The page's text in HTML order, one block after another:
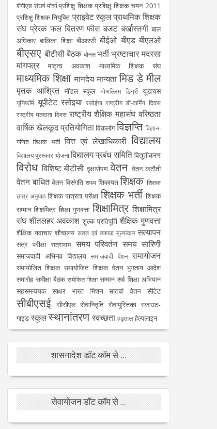
बीपीएड संघर्ष मोर्चा प्रशिक्षु शिक्षक प्रशिक्षु शिक्षक चयन 2011
प्रशिक्षु शिक्षक नियुक्ति प्राइवेट स्कूलप्राथमिक शिक्षक
संघ प्रेरक फल वितरण फीस बजट बर्खास्तगी बाल
अधिकार बालिका शिक्षा बीआरसी बीईओ बीएड बीएलओ
बीएसए बीटीसी बैठक बोनस भर्ती भ्रष्टाचार मदरसा
मांगपत्र
मातृत्व अवकाश माध्यमिक शिक्षक संघ
माध्यमिक शिक्षा मानदेय मान्यता मिड डे मील
मृतक आश्रित मॉडल स्कूल मोअल्लिम डिग्री यूडायस
यूनिफॉर्म यूपीटेट रसोइया रसोईया राष्ट्रीय डी-वार्मिंग दिवस
राष्ट्रीय मतदाता दिवस राष्ट्रीय शैक्षिक महासंघ वरिष्ठता
वार्षिक खेलकूद प्रतियोगिता विकलांग विज्ञप्ति विज्ञान-
गणित शिक्षक भर्ती वित्त एवं लेखाधिकारी विद्यालय
विद्यालय पुरस्कार योजनाविद्यालय प्रबंध समिति विद्युतीकरण
विरोध विशिष्ट बीटीसी वृक्षारोपण वेतन वेतन कटौती
वेतन बाधित वेतन विसंगति शपथ शिकायत शिक्षक शिक्षक
छात्र अनुपात शिक्षक पात्रता परीक्षा शिक्षक भर्ती शिक्षक
सम्मान शिक्षमित्र शिक्षा गुणवत्ता शिक्षामित्र शिक्षामित्र
संघ शीतलहर अवकाश शुल्क प्रतिपूर्ति शैक्षिक गुणवत्ता
शैक्षिक नवाचार शौचालय सतत एवं व्यापक मूल्यांकन सत्यापन
सत्र परीक्षा सत्रलाभ समय परिवर्तन समय सारिणी
समाजवादी अभिनव विद्यालय समाजवादी पेंशन समायोजन
समायोजित शिक्षक समायोजित शिक्षक वेतन भुगतान आदेश
समारोह समीक्षा बैठक समेकित शिक्षा सम्मान सर्व शिक्षा अभियान
सहसमन्वयक
साक्षर भारत मिशन सातवां वेतन सीटेट
सीबीएसई सीसीएल सेवानिवृति सेवापुस्तिका स्काउट-
गाइड स्कूलस्थानांतरण स्वच्छता हड़तालहेल्पलाइन
शासनादेश डॉट कॉम से ...
सेवायोजन डॉट कॉम से ...